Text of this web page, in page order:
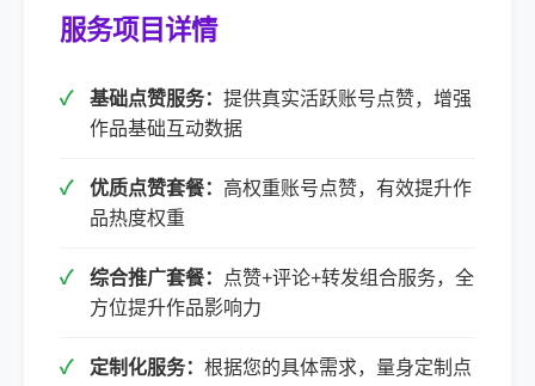
服务项目详情
基础点赞服务： 提供真实活跃账号点赞，增强
作品基础互动数据
优质点赞套餐： 高权重账号点赞，有效提升作
品热度权重
综合推广套餐：
点赞+评论+转发组合服务，全
方位提升作品影响力
定制化服务： 根据您的具体需求，量身定制点